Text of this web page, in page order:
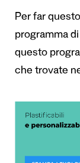
Per far
programma
questo
che trovate